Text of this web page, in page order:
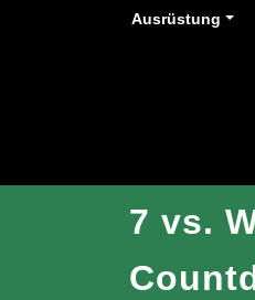
Ausrüstung
7 vs.